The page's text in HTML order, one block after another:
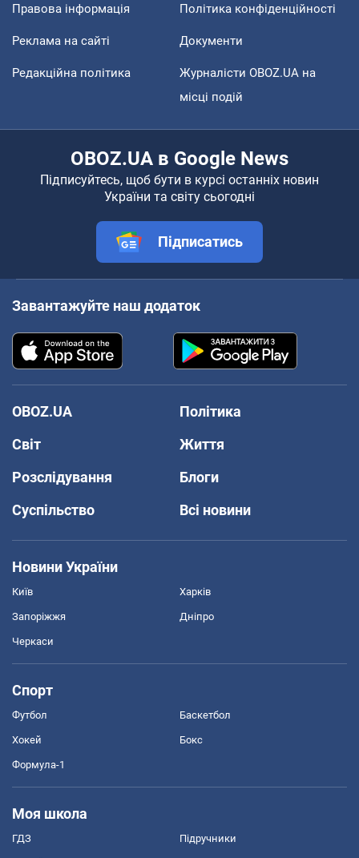
Правова інформація Політика конфіденційності
Реклама на сайті Документи
Редакційна політика
Журналісти OBOZ.UA на
місці подій
OBOZ.UA в Google News
Підписуйтесь, щоб бути в курсі останніх новин
України та світу сьогодні
Підписатись
Завантажуйте наш додаток
OBOZ.UA
Політика
Світ
Життя
Розслідування
Блоги
Суспільство
Всі новини
Новини України
Київ Харків
Запоріжжя Дніпро
Черкаси
Спорт
Футбол Баскетбол
Хокей Бокс
Формула-1
Моя школа
ГДЗ Підручники